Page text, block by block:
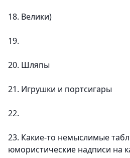
18. Велики)
19.
20. Шляпы
21. Игрушки и портсигары
22.
23. Какие-то немыслимые
юмористические надписи на